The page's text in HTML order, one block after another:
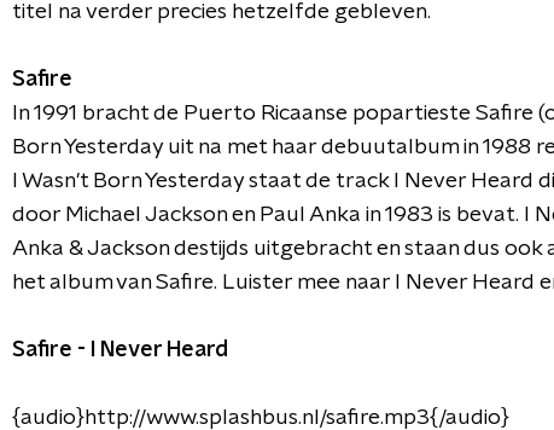
titel na verder precies hetzelfde gebleven.
Safire
In 1991 bracht de Puerto Ricaanse popartieste Safire
Born Yesterday uit na met haar debuutalbum in 1988
I Wasn't Born Yesterday staat de track I Never Heard
door Michael Jackson en Paul Anka in 1983 is bevat.
I
Anka & Jackson destijds uitgebracht en staan dus
het album van Safire. Luister mee naar I Never Heard
Safire - I Never Heard
{audio}http://www.splashbus.nl/safire.mp3{/audio}